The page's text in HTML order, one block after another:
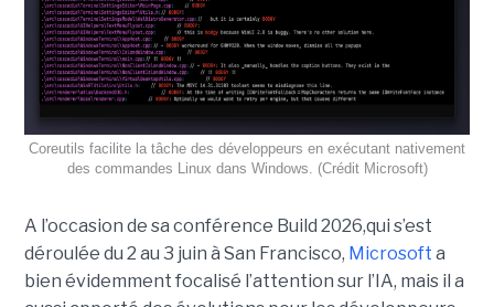
Coreutils facilite la tâche des développeurs en exécutant nativement
des commandes Linux dans Windows. (Crédit Microsoft)
A l’occasion de sa conférence Build 2026,qui s’est
déroulée du 2 au 3 juin à San Francisco, Microsoft a
bien évidemment focalisé l’attention sur l’IA, mais il a